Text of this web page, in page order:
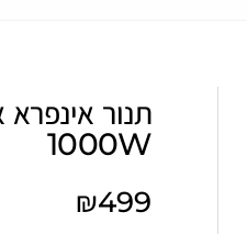
1000W
₪499